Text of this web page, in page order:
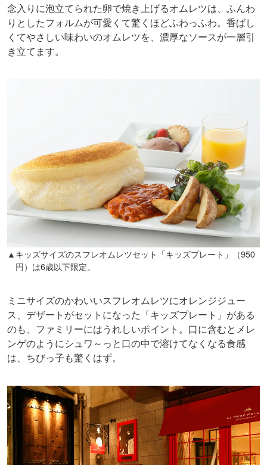
念入りに泡立てられた卵で焼き上げるオムレツは、ふんわ
りとしたフォルムが可愛くて驚くほどふわっふわ。香ばし
くてやさしい味わいのオムレツを、濃厚なソースが一層引
き立てます。
▲キッズサイズのスフレオムレツセット「キッズプレート」（950
円）は6歳以下限定。
ミニサイズのかわいいスフレオムレツにオレンジジュー
ス、デザートがセットになった「キッズプレート」がある
のも、ファミリーにはうれしいポイント。口に含むとメレ
ンゲのようにシュワ～っと口の中で溶けてなくなる食感
は、ちびっ子も驚くはず。